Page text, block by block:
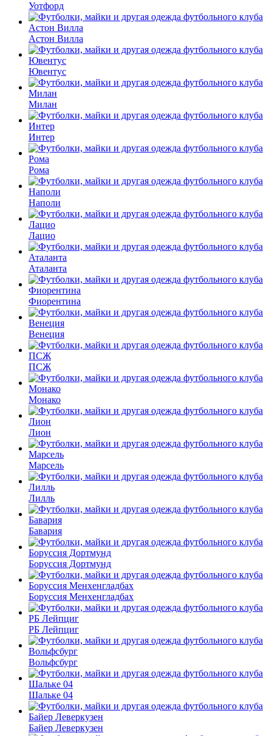
Уотфорд
Астон Вилла
Ювентус
Милан
Интер
Рома
Наполи
Лацио
Аталанта
Фиорентина
Венеция
ПСЖ
Монако
Лион
Марсель
Лилль
Бавария
Боруссия Дортмунд
Боруссия Менхенгладбах
РБ Лейпциг
Вольфсбург
Шальке 04
Байер Леверкузен